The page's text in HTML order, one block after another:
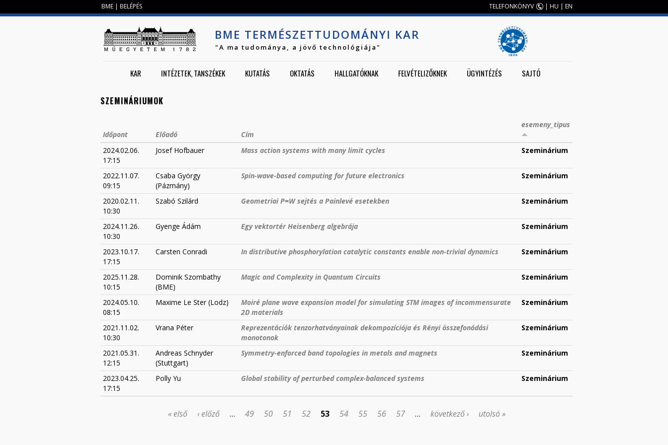
BME | BELÉPÉS TELEFONKÖNYV | HU | EN
BME TERMÉSZETTUDOMÁNYI KAR
"A ma tudománya, a jövő technológiája"
KAR INTÉZETEK, TANSZÉKEK KUTATÁS OKTATÁS HALLGATÓKNAK FELVÉTELIZŐKNEK ÜGYINTÉZÉS SAJTÓ
SZEMINÁRIUMOK
Időpont Előadó Cím
esemeny_tipus
2024.02.06.
17:15
Josef Hofbauer Mass action systems with many limit cycles Szeminárium
2022.11.07.
09:15
Csaba György
(Pázmány)
Spin-wave-based computing for future electronics Szeminárium
2020.02.11.
10:30
Szabó Szilárd Geometriai P=W sejtés a Painlevé esetekben Szeminárium
2024.11.26.
10:30
Gyenge Ádám Egy vektortér Heisenberg algebrája Szeminárium
2023.10.17.
17:15
Carsten Conradi In distributive phosphorylation catalytic constants enable non-trivial dynamics Szeminárium
2025.11.28.
10:15
Dominik Szombathy
(BME)
Magic and Complexity in Quantum Circuits Szeminárium
2024.05.10.
08:15
Maxime Le Ster (Lodz)
Moiré plane wave expansion model for simulating STM images of incommensurate
2D materials
Szeminárium
2021.11.02.
10:30
Vrana Péter
Reprezentációk tenzorhatványainak dekompozíciója és Rényi összefonódási
monotonok
Szeminárium
2021.05.31.
12:15
Andreas Schnyder
(Stuttgart)
Symmetry-enforced band topologies in metals and magnets Szeminárium
2023.04.25.
17:15
Polly Yu Global stability of perturbed complex-balanced systems Szeminárium
« első ‹ előző … 49 50 51 52 53 54 55 56 57 … következő › utolsó »